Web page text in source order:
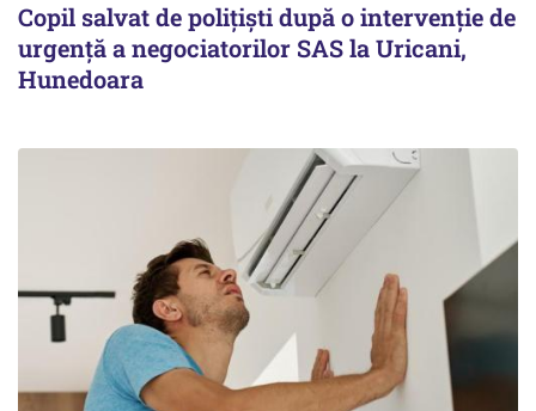
Copil salvat de polițiști după o intervenție de
urgență a negociatorilor SAS la Uricani,
Hunedoara